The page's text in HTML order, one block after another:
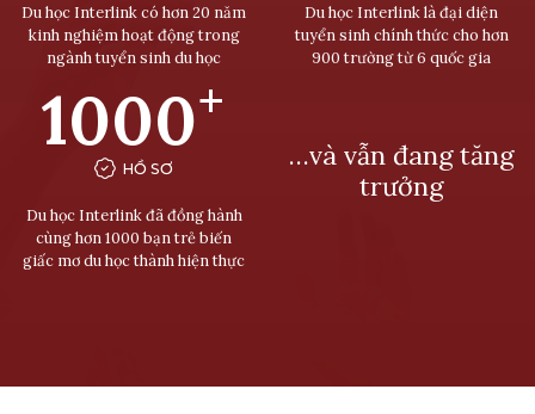
Du học Interlink có hơn 20 năm
kinh nghiệm hoạt động trong
ngành tuyển sinh du học
Du học Interlink là đại diện
tuyển sinh chính thức cho hơn
900 trường từ 6 quốc gia
1000+
HỒ SƠ
Du học Interlink đã đồng hành
cùng hơn 1000 bạn trẻ biến
giấc mơ du học thành hiện thực
…và vẫn đang tăng
trưởng